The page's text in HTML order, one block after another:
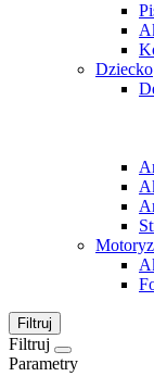
Dziecko
Filtruj
Filtruj
Parametry